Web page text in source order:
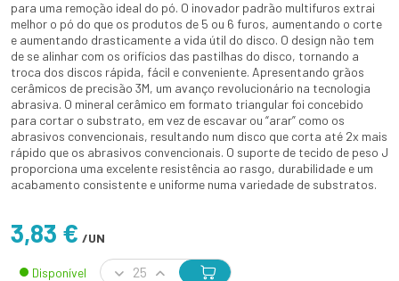
para uma remoção ideal do pó. O inovador padrão multifuros extrai
melhor o pó do que os produtos de 5 ou 6 furos, aumentando o corte
e aumentando drasticamente a vida útil do disco. O design não tem
de se alinhar com os orifícios das pastilhas do disco, tornando a
troca dos discos rápida, fácil e conveniente. Apresentando grãos
cerâmicos de precisão 3M, um avanço revolucionário na tecnologia
abrasiva. O mineral cerâmico em formato triangular foi concebido
para cortar o substrato, em vez de escavar ou “arar” como os
abrasivos convencionais, resultando num disco que corta até 2x mais
rápido que os abrasivos convencionais. O suporte de tecido de peso J
proporciona uma excelente resistência ao rasgo, durabilidade e um
acabamento consistente e uniforme numa variedade de substratos.
3,83 € /UN
Disponível